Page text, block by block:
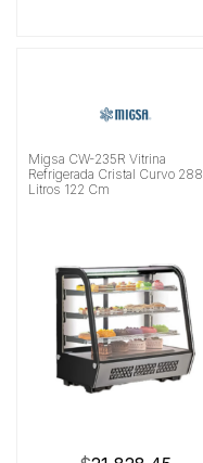
Migsa CW-235R Vitrina
Refrigerada Cristal Curvo 288
Litros 122 Cm